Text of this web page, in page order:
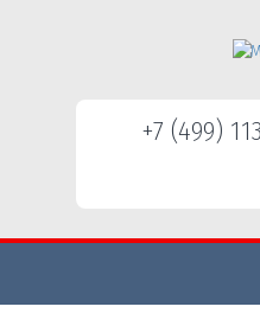
+7 (499)